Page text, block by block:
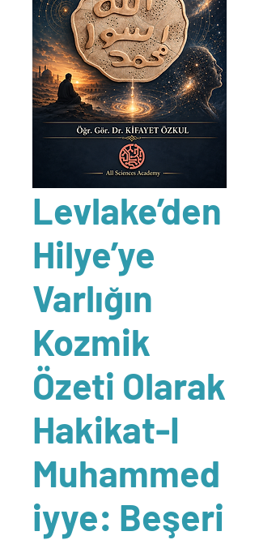
Levlake’den
Hilye’ye
Varlığın
Kozmik
Özeti Olarak
Hakikat-I
Muhammed
iyye: Beşeri